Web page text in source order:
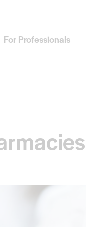
For Professionals